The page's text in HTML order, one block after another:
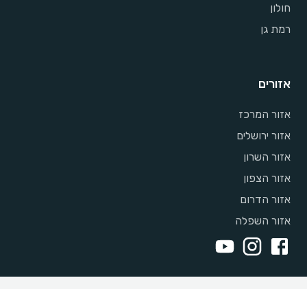
חולון
רמת גן
אזורים
אזור המרכז
אזור ירושלים
אזור השרון
אזור הצפון
אזור הדרום
אזור השפלה